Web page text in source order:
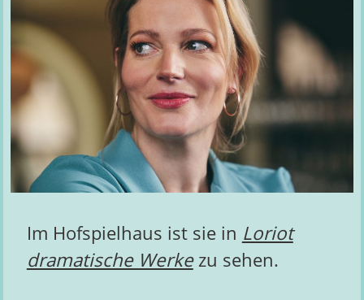
Im Hofspielhaus ist sie in Loriot
dramatische Werkezu sehen.